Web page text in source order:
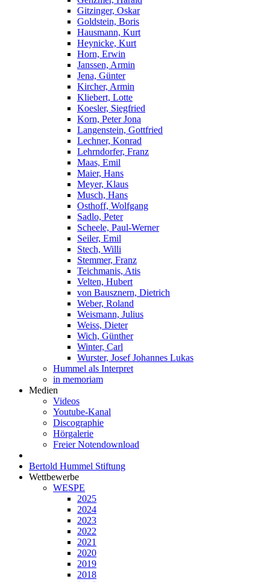
Gitzinger, Oskar
Goldstein, Boris
Hausmann, Kurt
Heynicke, Kurt
Horn, Erwin
Janssen, Armin
Jena, Günter
Kircher, Armin
Kliebert, Lotte
Koesler, Siegfried
Korn, Peter Jona
Langenstein, Gottfried
Lechner, Konrad
Lehrndorfer, Franz
Maas, Emil
Maier, Hans
Meyer, Klaus
Musch, Hans
Osthoff, Wolfgang
Sadlo, Peter
Scheele, Paul-Werner
Seiler, Emil
Stech, Willi
Stemmer, Franz
Teichmanis, Atis
Velten, Hubert
von Bausznern, Dietrich
Weber, Roland
Weismann, Julius
Weiss, Dieter
Wich, Günther
Winter, Carl
Wurster, Josef Johannes Lukas
Hummel als Interpret
in memoriam
Medien
Videos
Youtube-Kanal
Discographie
Hörgalerie
Freier Notendownload
Bertold Hummel Stiftung
Wettbewerbe
WESPE
2025
2024
2023
2022
2021
2020
2019
2018